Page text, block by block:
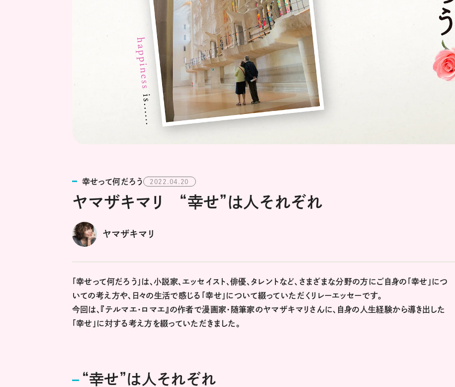
幸せって何だろう 2022.04.20
ヤマザキマリ “幸せ”は人それぞれ
ヤマザキマリ
「幸せって何だろう」は、小説家、エッセイスト、俳優、タレントなど、さまざまな分野の方にご自身の「幸せ」につ
いての考え方や、日々の生活で感じる「幸せ」について綴っていただくリレーエッセーです。
今回は、『テルマエ・ロマエ』の作者で漫画家・随筆家のヤマザキマリさんに、自身の人生経験から導き出した
「幸せ」に対する考え方を綴っていただきました。
“幸せ”は人それぞれ